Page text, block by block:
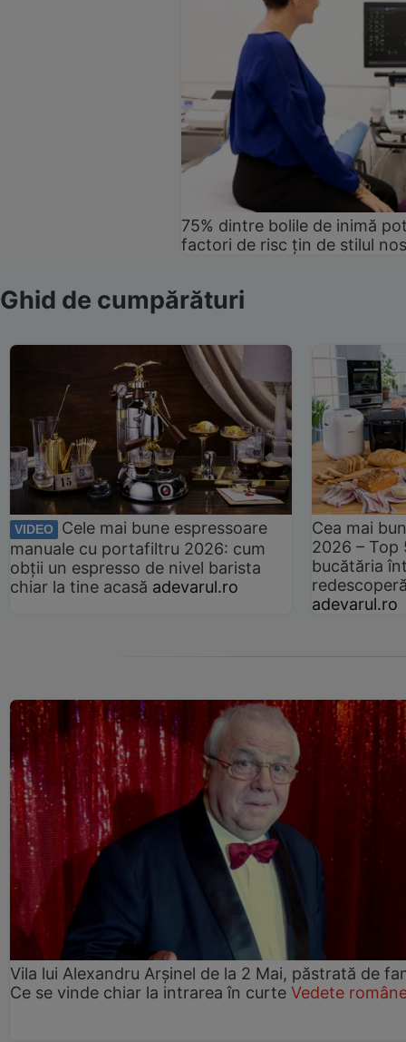
75% dintre bolile de inimă
factori de risc țin de stilul
Ghid de cumpărături
VIDEO
Cele mai bune espressoare
manuale cu portafiltru 2026: cum
obții un espresso de nivel barista
chiar la tine acasă adevarul.ro
Cea mai
2026 –
bucătăria
adevarul.ro
Vila lui Alexandru Arșinel de la 2 Mai, păstrată de
Ce se vinde chiar la intrarea în curte Vedete